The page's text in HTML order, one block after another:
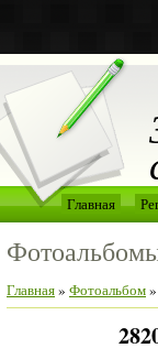
Главная
Главная» Фотоальбом